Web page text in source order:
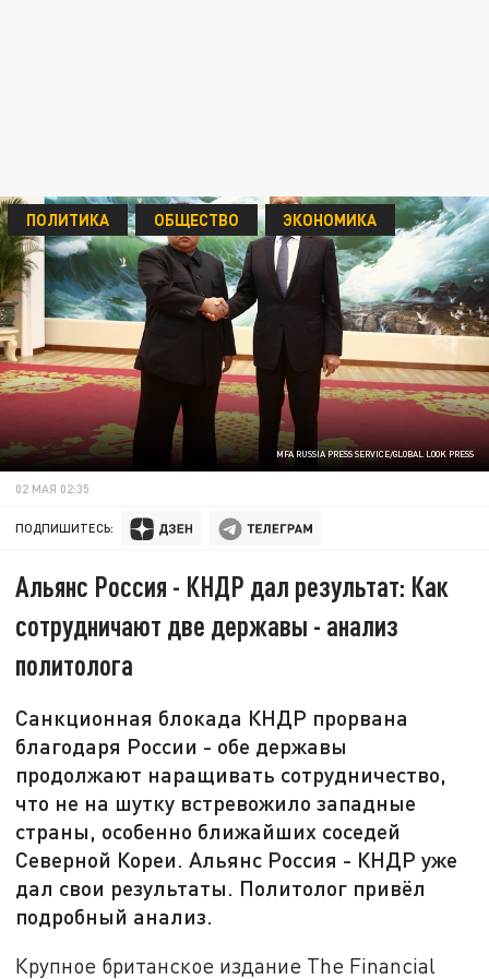
MFA RUSSIA PRESS SERVICE/GLOBAL LOOK PRESS
ПОЛИТИКА ОБЩЕСТВО ЭКОНОМИКА
02 МАЯ 02:35
ПОДПИШИТЕСЬ:
Альянс Россия - КНДР дал результат: Как
сотрудничают две державы - анализ
политолога
Санкционная блокада КНДР прорвана
благодаря России - обе державы
продолжают наращивать сотрудничество,
что не на шутку встревожило западные
страны, особенно ближайших соседей
Северной Кореи. Альянс Россия - КНДР уже
дал свои результаты. Политолог привёл
подробный анализ.
Крупное британское издание The Financial